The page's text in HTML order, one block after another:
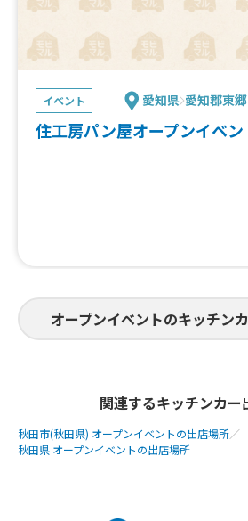
イベント 愛知県 愛知郡東
住工房パン屋オープンイベン
オープンイベントのキッチン
関連するキッチンカー
秋田市(秋田県) オープンイベントの出店場所／
秋田県 オープンイベントの出店場所